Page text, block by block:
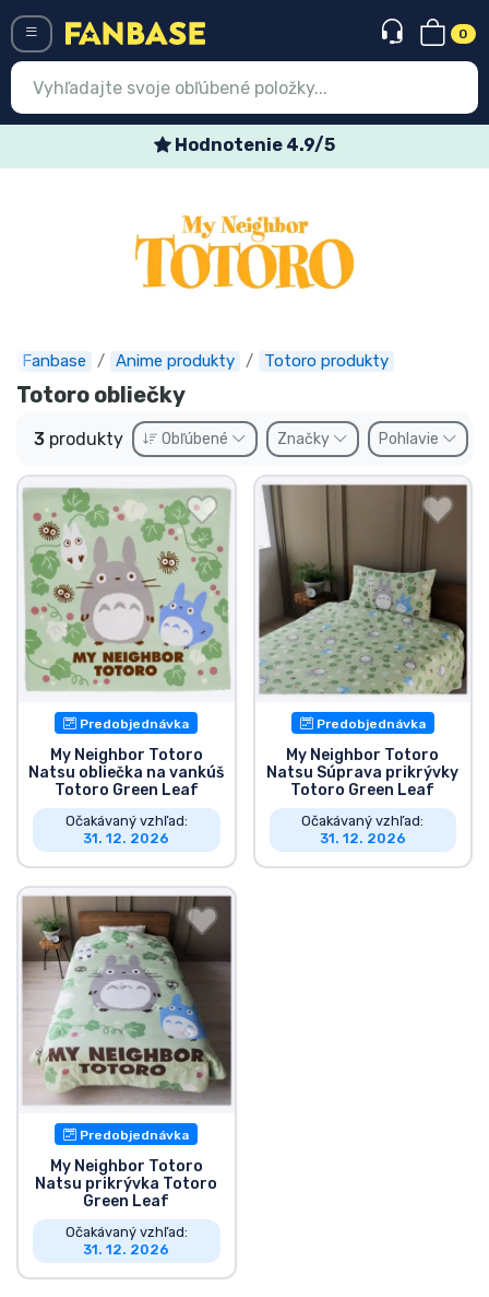
0
Hodnotenie 4.9/5
Fanbase Anime produkty Totoro produkty
Totoro obliečky
3 produkty Obľúbené Značky Pohlavie
Predobjednávka
My Neighbor Totoro
Natsu obliečka na vankúš
Totoro Green Leaf
Očakávaný vzhľad:
31. 12. 2026
Predobjednávka
My Neighbor Totoro
Natsu Súprava prikrývky
Totoro Green Leaf
Očakávaný vzhľad:
31. 12. 2026
Predobjednávka
My Neighbor Totoro
Natsu prikrývka Totoro
Green Leaf
Očakávaný vzhľad:
31. 12. 2026
Najnovšie
Expresná preprava
Predobjednávky
Outlet produkty
Preprava a platba
Zoradiť podľa série
Zoradiť podľa filmov
Zoradiť podľa karikatúry
Zoradiť podľa Anime
Zoradiť podľa hier
Zoradiť podľa športu
Zoradiť podľa hudby
Typy výrobkov
Značky